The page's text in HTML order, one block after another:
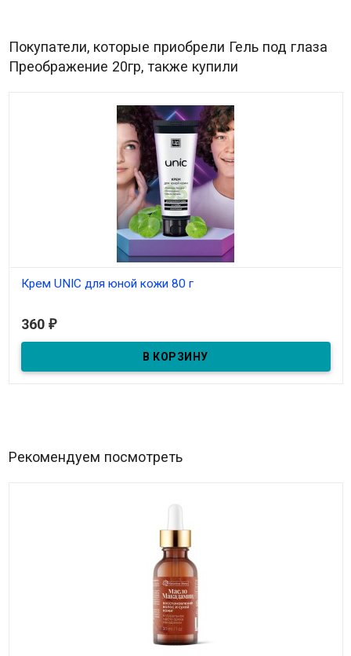
Покупатели, которые приобрели Гель под глаза
Преображение 20гр, также купили
Крем UNIC для юной кожи 80 г
360 ₽
Рекомендуем посмотреть